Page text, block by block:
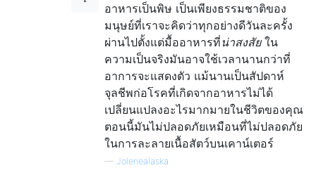
อาหารเป็นพิษ เป็นเพียงธรรมชาติของ
มนุษย์ที่เราจะคิดว่าทุกอย่างดีวันละครั้ง
ผ่านไปตั้งแต่มื้ออาหารที่น่าสงสัยใน
ความเป็นจริงมันอาจใช้เวลานานกว่าที่
อาการจะแสดงตัว แม้นานเป็นสัปดาห์
จุลชีพก่อโรคที่เกิดจากอาหารไม่ได้
เปลี่ยนแปลงอะไรมากมายในชีวิตของคุณ
ตอนนี้มันไม่ปลอดภัยเหมือนที่ไม่ปลอดภัย
ในการละลายเนื้อสัตว์บนเคาน์เตอร์
— Jolenealaska